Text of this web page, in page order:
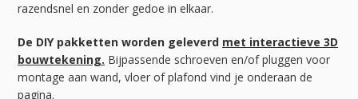
razendsnel en zonder gedoe in elkaar.
De DIY pakketten worden geleverd met interactieve 3D
bouwtekening. Bijpassende schroeven en/of pluggen voor
montage aan wand, vloer of plafond vind je onderaan de
pagina.